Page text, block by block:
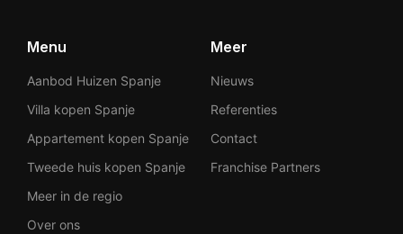
Menu
Aanbod Huizen Spanje
Villa kopen Spanje
Appartement kopen Spanje
Tweede huis kopen Spanje
Meer in de regio
Over ons
Meer
Nieuws
Referenties
Contact
Franchise Partners